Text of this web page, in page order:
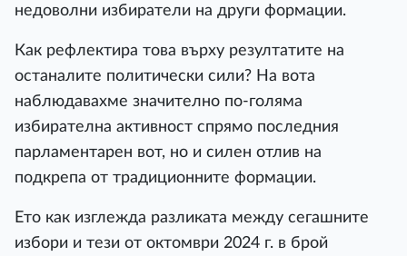
недоволни избиратели на други формации.
Как рефлектира това върху резултатите на
останалите политически сили? На вота
наблюдавахме значително по-голяма
избирателна активност спрямо последния
парламентарен вот, но и силен отлив на
подкрепа от традиционните формации.
Ето как изглежда разликата между сегашните
избори и тези от октомври 2024 г. в брой